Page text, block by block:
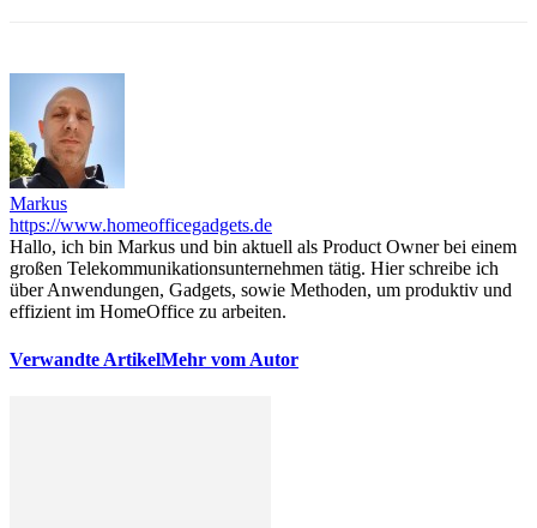
Markus
https://www.homeofficegadgets.de
Hallo, ich bin Markus und bin aktuell als Product Owner bei einem
großen Telekommunikationsunternehmen tätig. Hier schreibe ich
über Anwendungen, Gadgets, sowie Methoden, um produktiv und
effizient im HomeOffice zu arbeiten.
Verwandte ArtikelMehr vom Autor